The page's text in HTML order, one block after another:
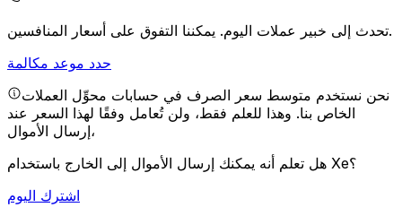
تحدث إلى خبير عملات اليوم.يمكننا التفوق على أسعار المنافسين.
حدد موعد مكالمة
نحن نستخدم متوسط سعر الصرف في حسابات محوِّل العملات
الخاص بنا. وهذا للعلم فقط، ولن تُعامل وفقًا لهذا السعر عند
إرسال الأموال،
هل تعلم أنه يمكنك إرسال الأموال إلى الخارج باستخدام Xe؟
اشترك اليوم